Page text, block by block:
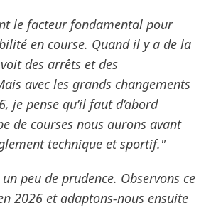
le facteur fondamental pour
en course. Quand il y a de la
des arrêts et des
avec les grands changements
je pense qu’il faut d’abord
de courses nous aurons avant
technique et sportif."
un peu de prudence. Observons ce
2026 et adaptons-nous ensuite